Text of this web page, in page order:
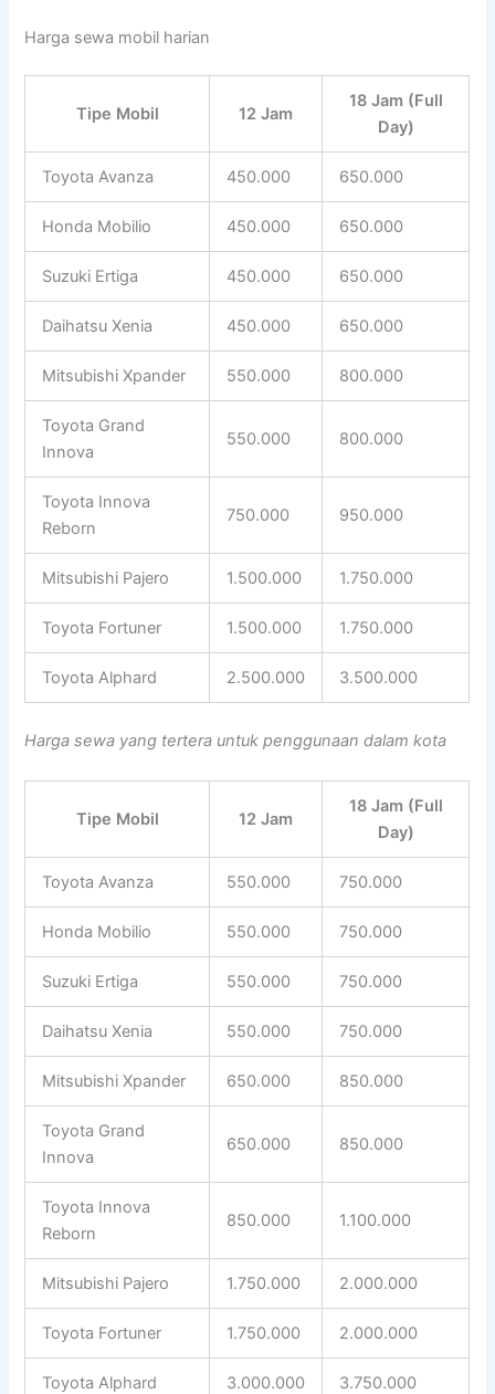
Harga sewa mobil harian
Tipe Mobil 12 Jam
18 Jam (Full
Day)
Toyota Avanza 450.000 650.000
Honda Mobilio 450.000 650.000
Suzuki Ertiga 450.000 650.000
Daihatsu Xenia 450.000 650.000
Mitsubishi Xpander 550.000 800.000
Toyota Grand
Innova
550.000 800.000
Toyota Innova
Reborn
750.000 950.000
Mitsubishi Pajero 1.500.000 1.750.000
Toyota Fortuner 1.500.000 1.750.000
Toyota Alphard 2.500.000 3.500.000
Harga sewa yang tertera untuk penggunaan dalam kota
Tipe Mobil 12 Jam
18 Jam (Full
Day)
Toyota Avanza 550.000 750.000
Honda Mobilio 550.000 750.000
Suzuki Ertiga 550.000 750.000
Daihatsu Xenia 550.000 750.000
Mitsubishi Xpander 650.000 850.000
Toyota Grand
Innova
650.000 850.000
Toyota Innova
Reborn
850.000 1.100.000
Mitsubishi Pajero 1.750.000 2.000.000
Toyota Fortuner 1.750.000 2.000.000
Toyota Alphard 3.000.000 3.750.000